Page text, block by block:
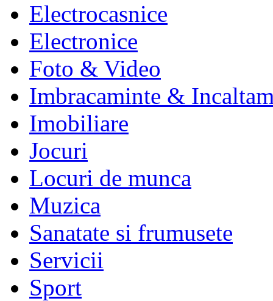
Electrocasnice
Electronice
Foto & Video
Imbracaminte &
Imobiliare
Jocuri
Locuri de munca
Muzica
Sanatate si frumusete
Servicii
Sport